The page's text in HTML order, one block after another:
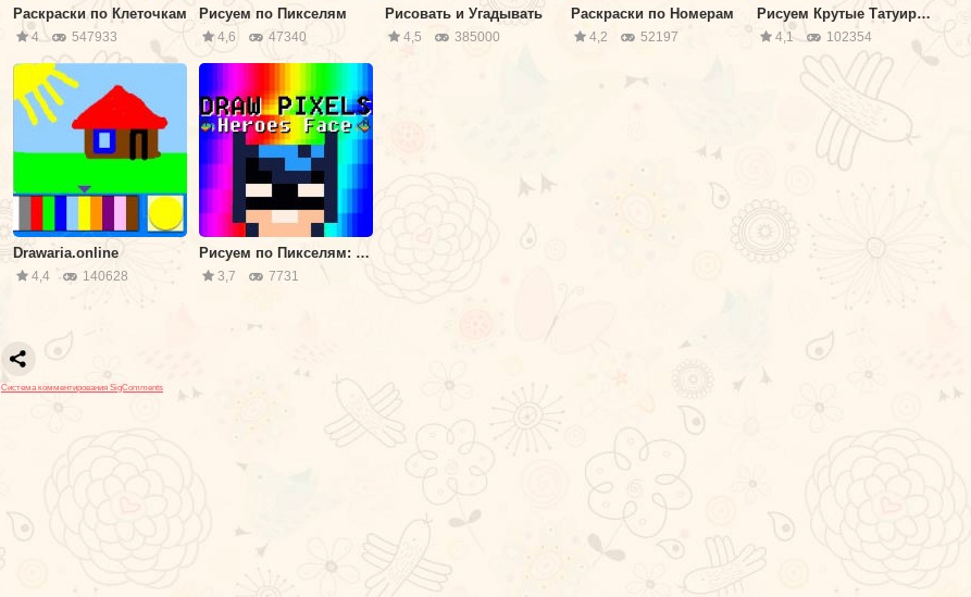
Раскраски по Клеточкам
4 547933
Рисуем по Пикселям
4,6 47340
Рисовать и Угадывать
4,5 385000
Раскраски по Номерам
4,2 52197
Рисуем Крутые Татуировки
4,1 102354
Drawaria.online
4,4 140628
Рисуем по Пикселям: Лица Героев
3,7 7731
Система комментирования SigComments